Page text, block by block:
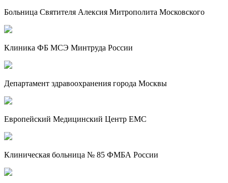
Больница Святителя Алексия Митрополита Московского
Клиника ФБ МСЭ Минтруда России
Департамент здравоохранения города Москвы
Европейский Медицинский Центр EMC
Клиническая больница № 85 ФМБА России